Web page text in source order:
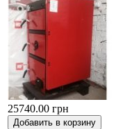
25740.00 грн